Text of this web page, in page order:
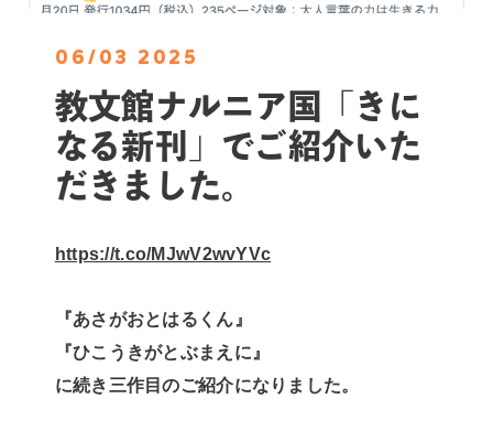
06/03 2025
教文館ナルニア国「きに
なる新刊」でご紹介いた
だきました。
https://t.co/MJwV2wvYVc
『あさがおとはるくん』
『ひこうきがとぶまえに』
に続き三作目のご紹介になりました。